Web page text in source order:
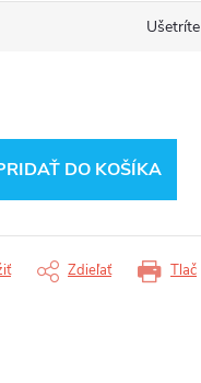
Ušetríte
DO KOŠÍKA
Tlač
Zdieľať